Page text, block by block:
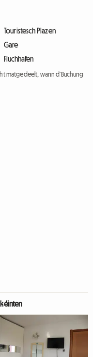
Touristesch Plazen
Gare
Fluchhafen
matgedeelt, wann d'Buchung